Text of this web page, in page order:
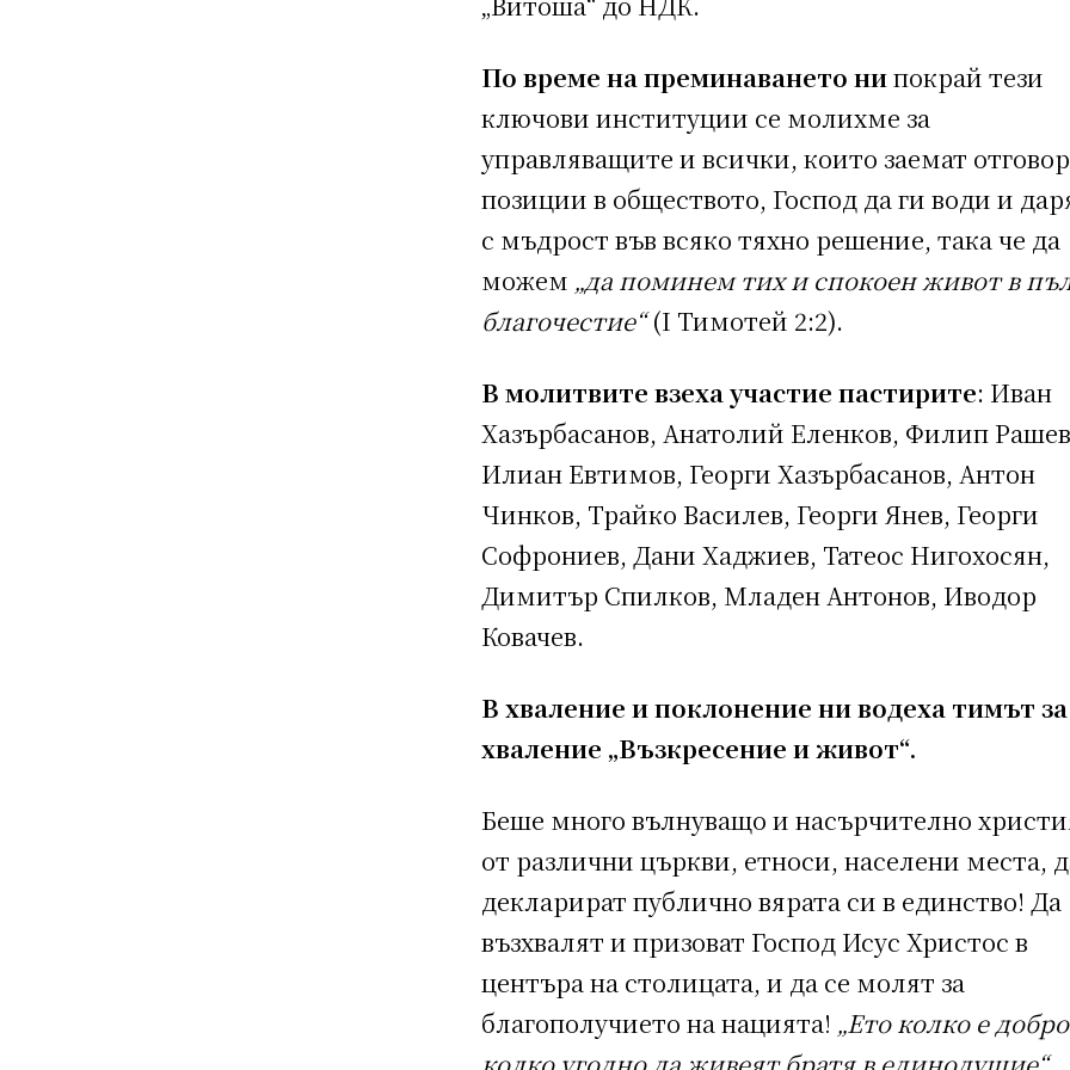
По време на преминаването нипокрай тези
ключови институции се молихме за
управляващите и всички, които заемат
позиции в обществото, Господ да ги води и
с мъдрост във всяко тяхно решение, така че да
можем „да поминем тих и спокоен живот в
благочестие“(I Тимотей 2:2).
В молитвите взеха участие пастирите: Иван
Хазърбасанов, Анатолий Еленков, Филип
Илиан Евтимов, Георги Хазърбасанов, Антон
Чинков, Трайко Василев, Георги Янев, Георги
Софрониев, Дани Хаджиев, Татеос Нигохосян,
Димитър Спилков, Младен Антонов, Иводор
Ковачев.
В хваление и поклонение ни водеха тимът за
хваление „Възкресение и живот“.
Беше много вълнуващо и насърчително
от различни църкви, етноси, населени места,
декларират публично вярата си в единство! Да
възхвалят и призоват Господ Исус Христос в
центъра на столицата, и да се молят за
благополучието на нацията! „Ето колко е